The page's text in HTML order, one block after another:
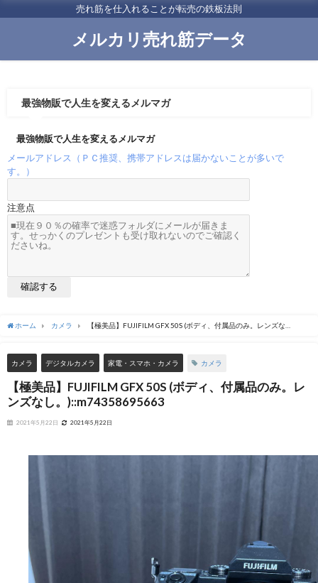
売れ筋を仕入れることが転売の鉄板法則
メルカリ売れ筋データ
最強物販で人生を変えるメルマガ
最強物販で人生を変えるメルマガ
メールアドレス（ＰＣ推奨、携帯アドレスは届かないことが多いで
す。）
注意点
ホーム カメラ
【極美品】FUJIFILM GFX 50S (ボディ、付属品のみ。レンズな
カメラ デジタルカメラ 家電・スマホ・カメラ カメラ
【極美品】FUJIFILM GFX 50S (ボディ、付属品のみ。レ
ンズなし。)::m74358695663
2021年5月22日 2021年5月22日